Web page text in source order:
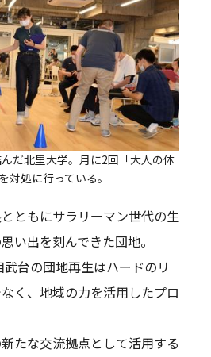
だ北里大学。月に2回「大人の体
対処に行っている。
ともにサラリーマン世代の生
い出を刻んできた団地。
台の団地再生はハードのリ
く、地域の力を活用したプロ
たな交流拠点として活用する